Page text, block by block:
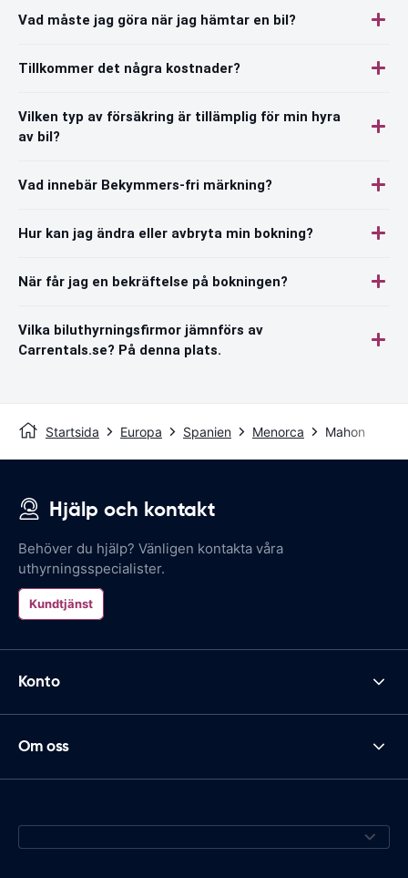
Vad måste jag göra när jag hämtar en bil?
Tillkommer det några kostnader?
Vilken typ av försäkring är tillämplig för min hyra
av bil?
Vad innebär Bekymmers-fri märkning?
Hur kan jag ändra eller avbryta min bokning?
När får jag en bekräftelse på bokningen?
Vilka biluthyrningsfirmor jämnförs av
Carrentals.se? På denna plats.
Startsida Europa Spanien Menorca Mahon
Hjälp och kontakt
Behöver du hjälp? Vänligen kontakta våra
uthyrningsspecialister.
Kundtjänst
Konto
Om oss